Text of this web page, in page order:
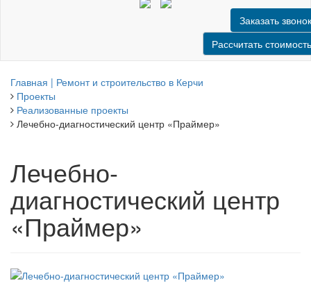
Заказать звонок
Рассчитать стоимость
Главная | Ремонт и строительство в Керчи
Проекты
Реализованные проекты
Лечебно-диагностический центр «Праймер»
Лечебно-
диагностический центр
«Праймер»